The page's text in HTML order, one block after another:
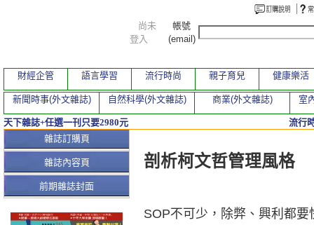
本期文章
剖析柯文哲管理風格
SOP不可少，除弊、興利都要
雜誌訂購頁
雜誌內容頁
前期雜誌封面
尚未
登入
帳號
(email)
財經企管 語言學習 流行時尚 親子育兒 健康樂活
新聞時事(外文雜誌) 自然科學(外文雜誌) 商業(外文雜誌) 室
天下雜誌+任選一刊只要2980元 流行